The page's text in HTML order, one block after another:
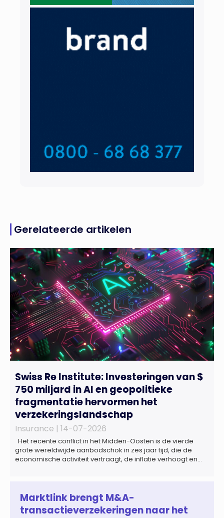
Gerelateerde artikelen
Swiss Re Institute: Investeringen van $
750 miljard in AI en geopolitieke
fragmentatie hervormen het
verzekeringslandschap
Insurance | 14-07-2026
Het recente conflict in het Midden-Oosten is de vierde
grote wereldwijde aanbodschok in zes jaar tijd, die de
economische activiteit vertraagt, de inflatie verhoogt en
wereldwijd naar verwachting afnemen tot 1,3% in reële
termen in […]
Marktlink brengt M&A-
transactieverzekeringen naar het